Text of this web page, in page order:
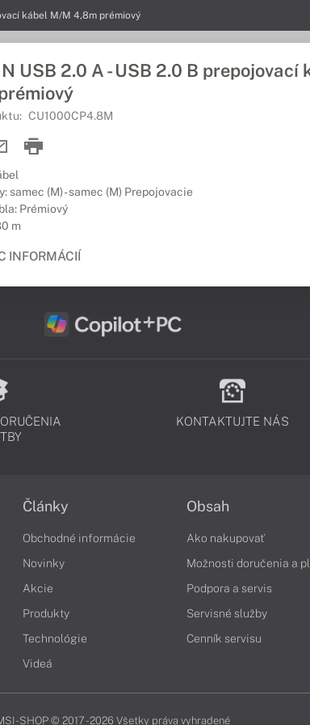
kábel M/M 4,8m prémiový
USB 2.0 A - USB 2.0 B prepojovací
CU1000CP4.8M
samec (M) - samec (M) Prepojovacie
Prémiový
m
INFORMÁCIÍ
KONTAKTUJTE NÁS
Články
Obchodné informácie
Novinky
Akcie
Produkty
Technológie
Videá
Obsah
Ako nakupovať
Možnosti doručenia a
Podpora a servis
Servisné služby
Cenník servisu
SHOP © 2017 - 2026 Všetky práva vyhradené